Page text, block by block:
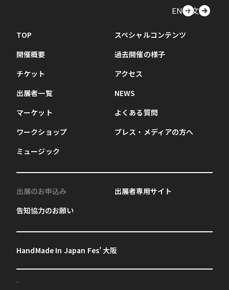
EN中文
TOP
開催概要
チケット
出展者一覧
マーケット
ワークショップ
ミュージック
スペシャルコンテンツ
過去開催の様子
アクセス
NEWS
よくある質問
プレス・メディアの方へ
出展のお申込み
告知協力のお願い
出展者専用サイト
HandMade In Japan Fes' 大阪